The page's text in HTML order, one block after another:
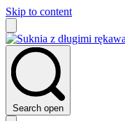
Skip to content
Search open